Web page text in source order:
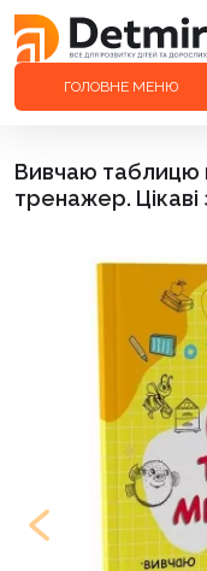
ГОЛОВНЕ МЕНЮ
Вивчаю таблицю
тренажер. Цікаві